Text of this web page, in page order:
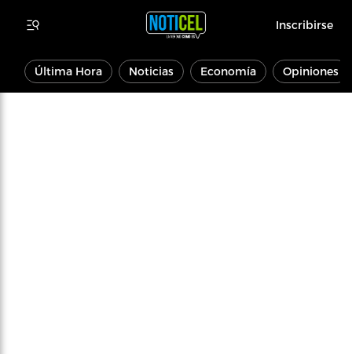
Inscribirse
Última Hora Noticias Economía Opiniones